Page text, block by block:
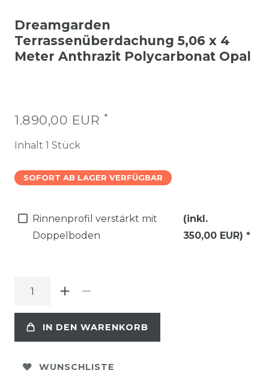
Dreamgarden
Terrassenüberdachung 5,06 x 4
Meter Anthrazit Polycarbonat Opal
1.890,00 EUR *
Inhalt 1 Stück
SOFORT AB LAGER VERFÜGBAR
Rinnenprofil verstärkt mit
Doppelboden
(inkl.
350,00 EUR) *
IN DEN WARENKORB
WUNSCHLISTE